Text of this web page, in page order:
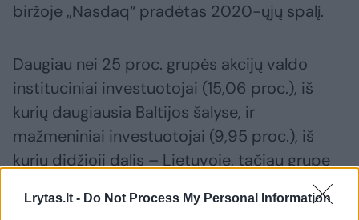
Lrytas.lt - Do Not Process My Personal Information
biržoje „Nasdaq“ pradėtas 2020-ųjų spalį.
Daugiau nei 25 proc. grupės akcijų valdo
instituciniai investuotojai (15,06 proc.), iš
kurių daugiausia Baltijos šalyse, ir
mažmeniniai investuotojai (9,95 proc.), iš
kurių didžioji dalis – Lietuvoje, tačiau grupę
valdo valstybė – 74,99 proc. akcijų priklauso
Finansų ministerijai.